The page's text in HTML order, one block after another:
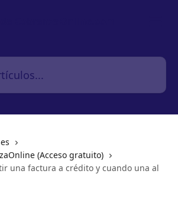
(Acceso gratuito)
una factura a crédito y cuando una al